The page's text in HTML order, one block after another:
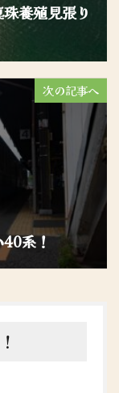
養殖見張り
次の記事へ
40系！